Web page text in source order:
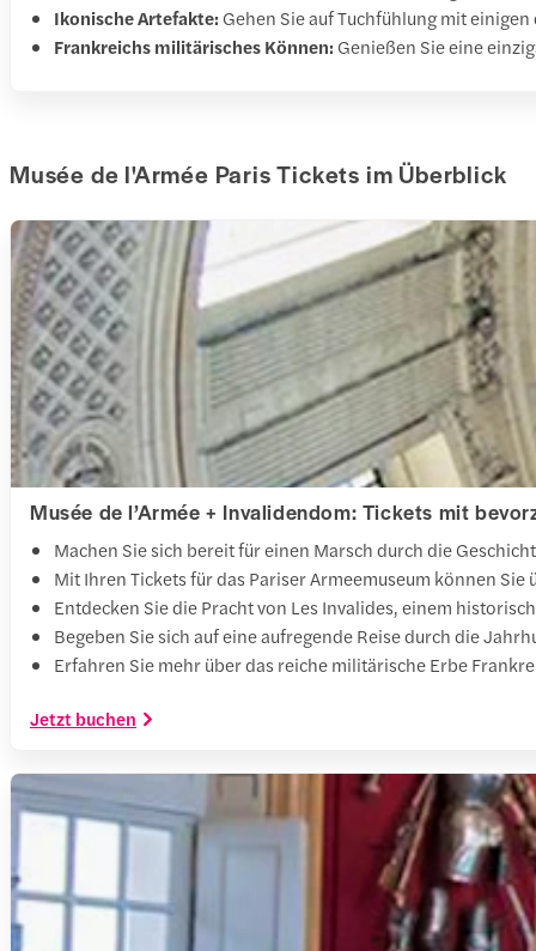
Ikonische Artefakte: Gehen Sie auf Tuchfühlung mit
Frankreichs militärisches Können: Genießen Sie eine
Musée de l'Armée Paris Tickets im Überblick
Musée de l’Armée + Invalidendom: Tickets mit
Machen Sie sich bereit für einen Marsch durch die
Mit Ihren Tickets für das Pariser Armeemuseum können
Entdecken Sie die Pracht von Les Invalides, einem
Begeben Sie sich auf eine aufregende Reise durch die
Erfahren Sie mehr über das reiche militärische Erbe
Jetzt buchen